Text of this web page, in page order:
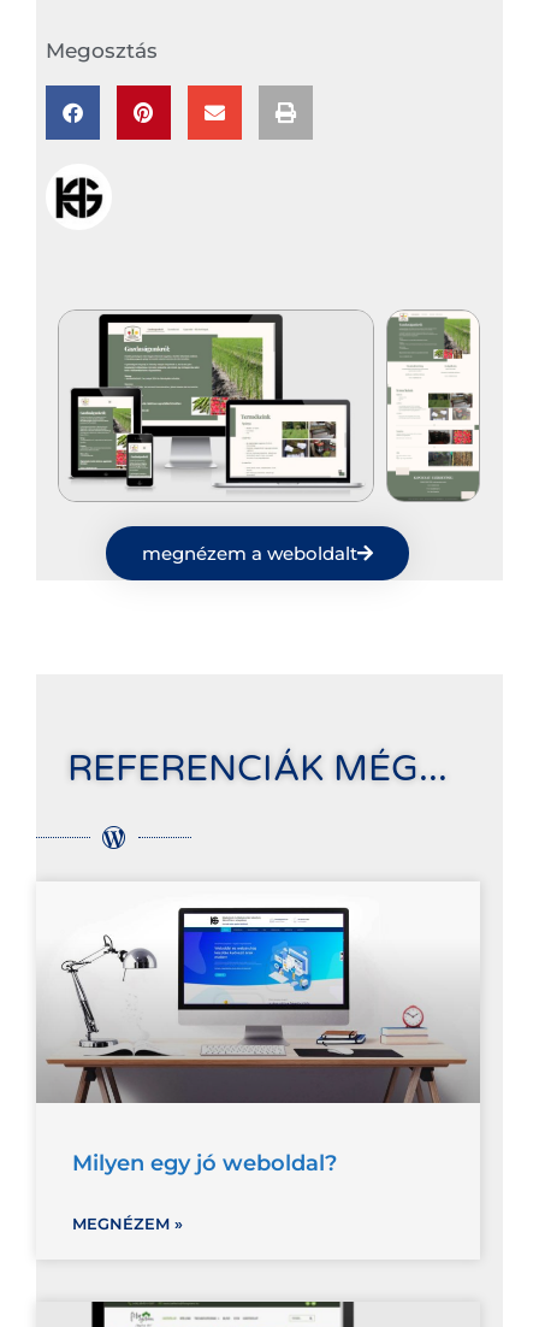
megnézem a weboldalt
Megosztás
REFERENCIÁK MÉG...
Milyen egy jó weboldal?
MEGNÉZEM »